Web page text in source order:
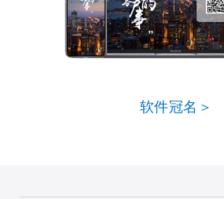
软件冠名＞